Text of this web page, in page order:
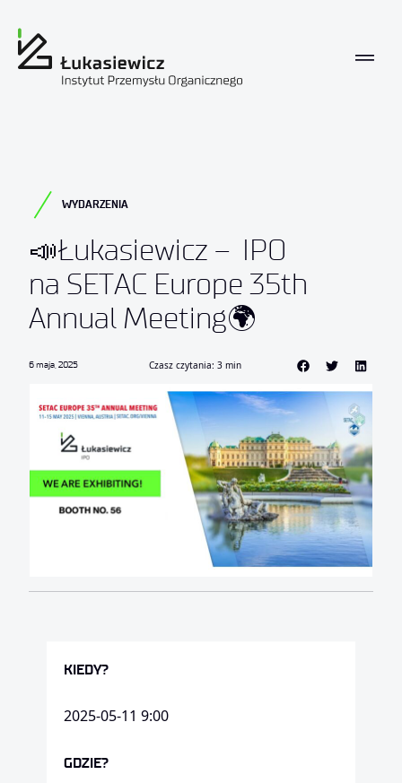
WYDARZENIA
📣Łukasiewicz – IPO
na SETAC Europe 35th
Annual Meeting🌍
6 maja, 2025 Czasz czytania: 3 min
KIEDY?
2025-05-11 9:00
GDZIE?